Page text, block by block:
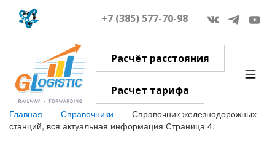
+7 (385) 577-70-98
Расчёт расстояния
Расчет тарифа
Главная Справочники
Справочник железнодорожных
станций, вся актуальная информация Страница 4.